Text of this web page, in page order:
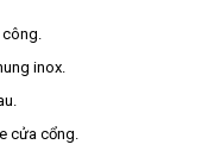
công.
inox.
cửa cổng.